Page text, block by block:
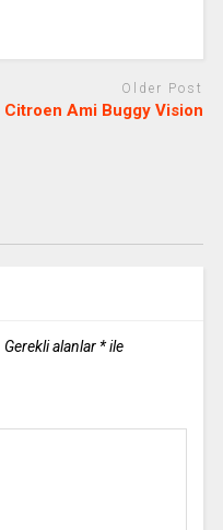
Older Post
Citroen Ami Buggy Vision
Gerekli alanlar *ile